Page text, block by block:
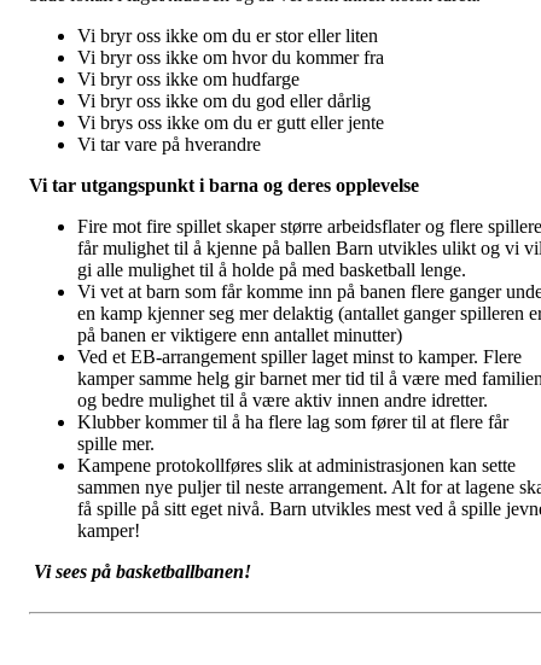
Vi bryr oss ikke om du er stor eller liten
Vi bryr oss ikke om hvor du kommer fra
Vi bryr oss ikke om hudfarge
Vi bryr oss ikke om du god eller dårlig
Vi brys oss ikke om du er gutt eller jente
Vi tar vare på hverandre
Vi tar utgangspunkt i barna og deres opplevelse
Fire mot fire spillet skaper større arbeidsflater og flere spillere
får mulighet til å kjenne på ballen Barn utvikles ulikt og vi
gi alle mulighet til å holde på med basketball lenge.
Vi vet at barn som får komme inn på banen flere ganger
en kamp kjenner seg mer delaktig (antallet ganger spilleren
på banen er viktigere enn antallet minutter)
Ved et EB-arrangement spiller laget minst to kamper. Flere
kamper samme helg gir barnet mer tid til å være med
og bedre mulighet til å være aktiv innen andre idretter.
Klubber kommer til å ha flere lag som fører til at flere får
spille mer.
Kampene protokollføres slik at administrasjonen kan sette
sammen nye puljer til neste arrangement. Alt for at lagene
få spille på sitt eget nivå. Barn utvikles mest ved å spille
kamper!
Vi sees på basketballbanen!